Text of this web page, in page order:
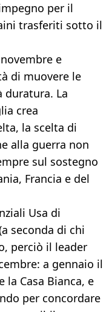
per il
trasferiti sotto il
e
di muovere le
duratura. La
crea
la scelta di
alla guerra non
sul sostegno
Francia e del
Usa di
seconda di chi
perciò il leader
a gennaio il
la Casa Bianca, e
per concordare